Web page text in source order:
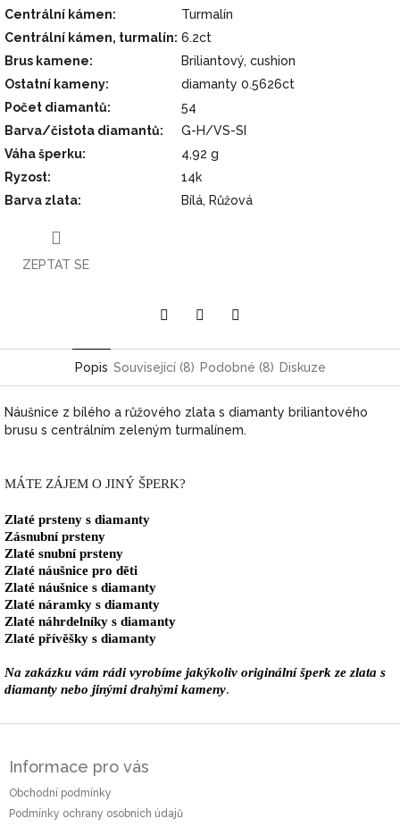
Centrální kámen:
Turmalín
Centrální kámen, turmalín: 6.2ct
Brus kamene:
Briliantový, cushion
Ostatní kameny:
diamanty 0.5626ct
Počet diamantů:
54
Barva/čistota diamantů:
G-H/VS-SI
Váha šperku:
4,92 g
Ryzost:
14k
Barva zlata: Bílá, Růžová
ZEPTAT SE
Popis Související (8) Podobné (8) Diskuze
Náušnice z bílého a růžového zlata s diamanty briliantového
brusu s centrálním zeleným turmalínem.
MÁTE ZÁJEM O JINÝ ŠPERK?
Zlaté prsteny s diamanty
Zásnubní prsteny
Zlaté snubní prsteny
Zlaté náušnice pro děti
Zlaté náušnice s diamanty
Zlaté náramky s diamanty
Zlaté náhrdelníky s diamanty
Zlaté přívěšky s diamanty
Na zakázku vám rádi vyrobíme jakýkoliv originální šperk ze zlata s
diamanty nebo jinými drahými kameny.
Informace pro vás
Obchodní podmínky
Podmínky ochrany osobních údajů